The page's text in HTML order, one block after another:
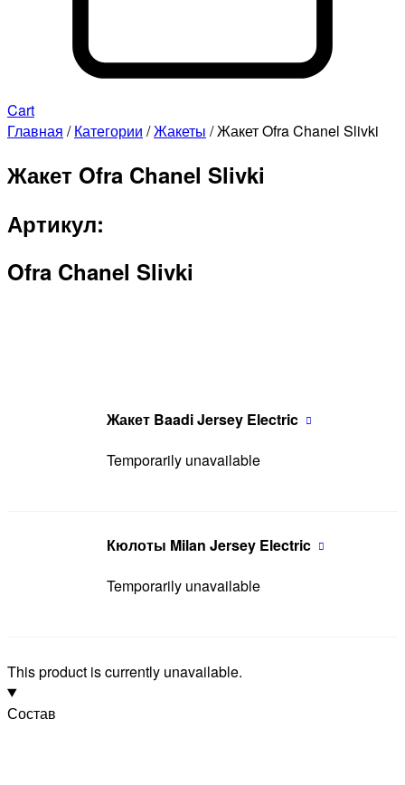
Cart
Главная /Категории /Жакеты / Жакет Ofra Chanel Slivki
Жакет Ofra Chanel Slivki
Артикул:
Ofra Chanel Slivki
Жакет Baadi Jersey Electric
Temporarily unavailable
Кюлоты Milan Jersey Electric
Temporarily unavailable
This product is currently unavailable.
Состав